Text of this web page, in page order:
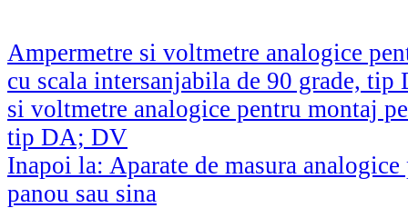
Ampermetre si voltmetre analogice
cu scala intersanjabila de 90 grade, tip
si voltmetre analogice pentru montaj
tip DA; DV
Inapoi la: Aparate de masura
panou sau sina